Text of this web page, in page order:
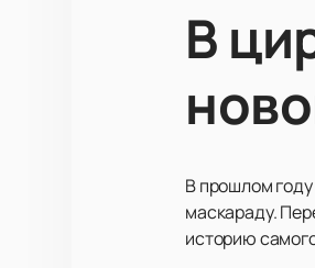
В
В прошлом
маскараду.
историю